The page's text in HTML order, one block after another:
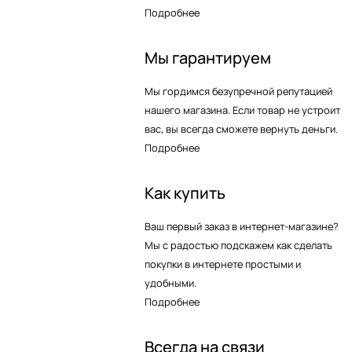
Подробнее
Мы гарантируем
Мы гордимся безупречной репутацией
нашего магазина. Если товар не устроит
вас, вы всегда сможете вернуть деньги.
Подробнее
Как купить
Ваш первый заказ в интернет-магазине?
Мы с радостью подскажем как сделать
покупки в интернете простыми и
удобными.
Подробнее
Всегда на связи